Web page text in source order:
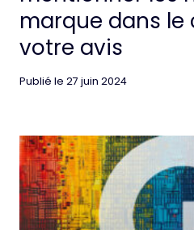
marque dans le
votre avis
Publié le 27 juin 2024